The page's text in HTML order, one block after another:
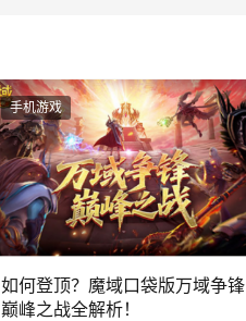
手机游戏
如何登顶？魔域口袋版万域争锋
巅峰之战全解析！